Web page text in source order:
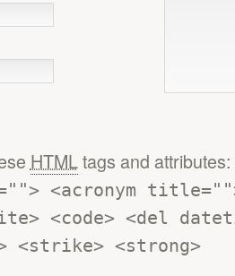
HTMLtags and attributes:
<acronym
<code> <del
<strike> <strong>